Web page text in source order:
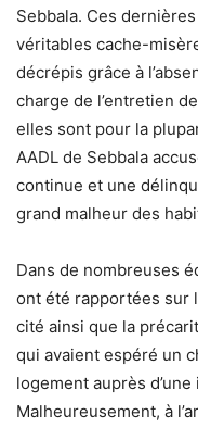
Sebbala. Ces
véritables cache-
décrépis grâce à
charge de l’entretien
elles sont pour la
AADL de Sebbala
continue et une
grand malheur des
Dans de nombreuses
ont été rapportées sur
cité ainsi que la
qui avaient espéré un
logement auprès
Malheureusement, à